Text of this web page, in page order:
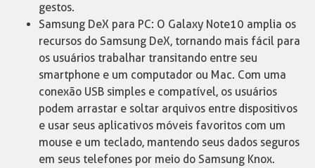
gestos.
Samsung DeX para PC: O Galaxy Note10 amplia os
recursos do Samsung DeX, tornando mais fácil para
os usuários trabalhar transitando entre seu
smartphone e um computador ou Mac. Com uma
conexão USB simples e compatível, os usuários
podem arrastar e soltar arquivos entre dispositivos
e usar seus aplicativos móveis favoritos com um
mouse e um teclado, mantendo seus dados seguros
em seus telefones por meio do Samsung Knox.